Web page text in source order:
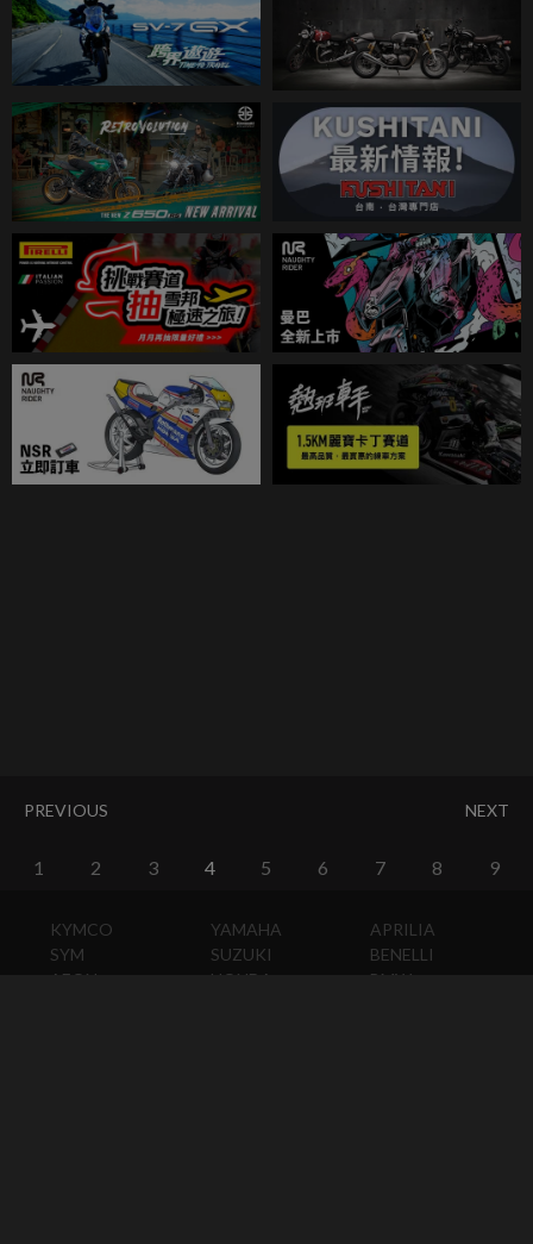
PREVIOUS NEXT
1 2 3 4 5 6 7 8 9
KYMCO
SYM
AEON
YAMAHA
SUZUKI
HONDA
APRILIA
BENELLI
BMW